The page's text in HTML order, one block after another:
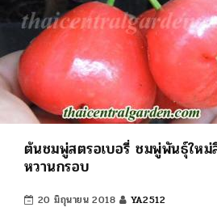
ต้นชมพู่สตรอเบอรี่ ชมพู่พันธุ์ให
หวานกรอบ
20 มิถุนายน 2018 YA2512